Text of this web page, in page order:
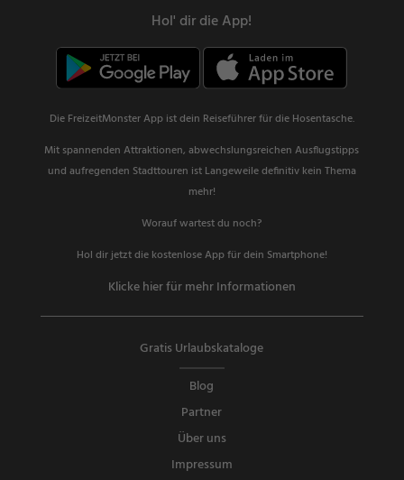
Hol' dir die App!
Die FreizeitMonster App ist dein Reiseführer für die Hosentasche.
Mit spannenden Attraktionen, abwechslungsreichen Ausflugstipps
und aufregenden Stadttouren ist Langeweile definitiv kein Thema
mehr!
Worauf wartest du noch?
Hol dir jetzt die kostenlose App für dein Smartphone!
Klicke hier für mehr Informationen
Gratis Urlaubskataloge
Blog
Partner
Über uns
Impressum